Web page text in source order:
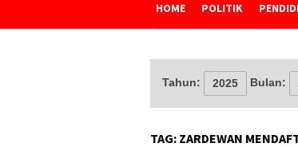
HOME POLITIK
Tahun: Bulan:
TAG: ZARDEWAN